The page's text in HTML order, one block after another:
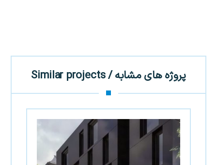
پروژه های مشابه / Similar projects